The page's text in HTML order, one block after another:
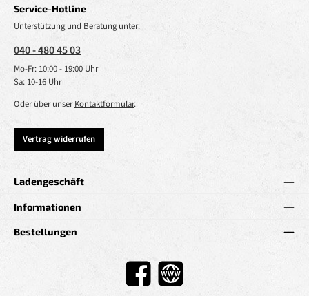
Service-Hotline
Unterstützung und Beratung unter:
040 - 480 45 03
Mo-Fr: 10:00 - 19:00 Uhr
Sa: 10-16 Uhr
Oder über unserKontaktformular.
Vertrag widerrufen
Ladengeschäft
Informationen
Bestellungen
Facebook Website